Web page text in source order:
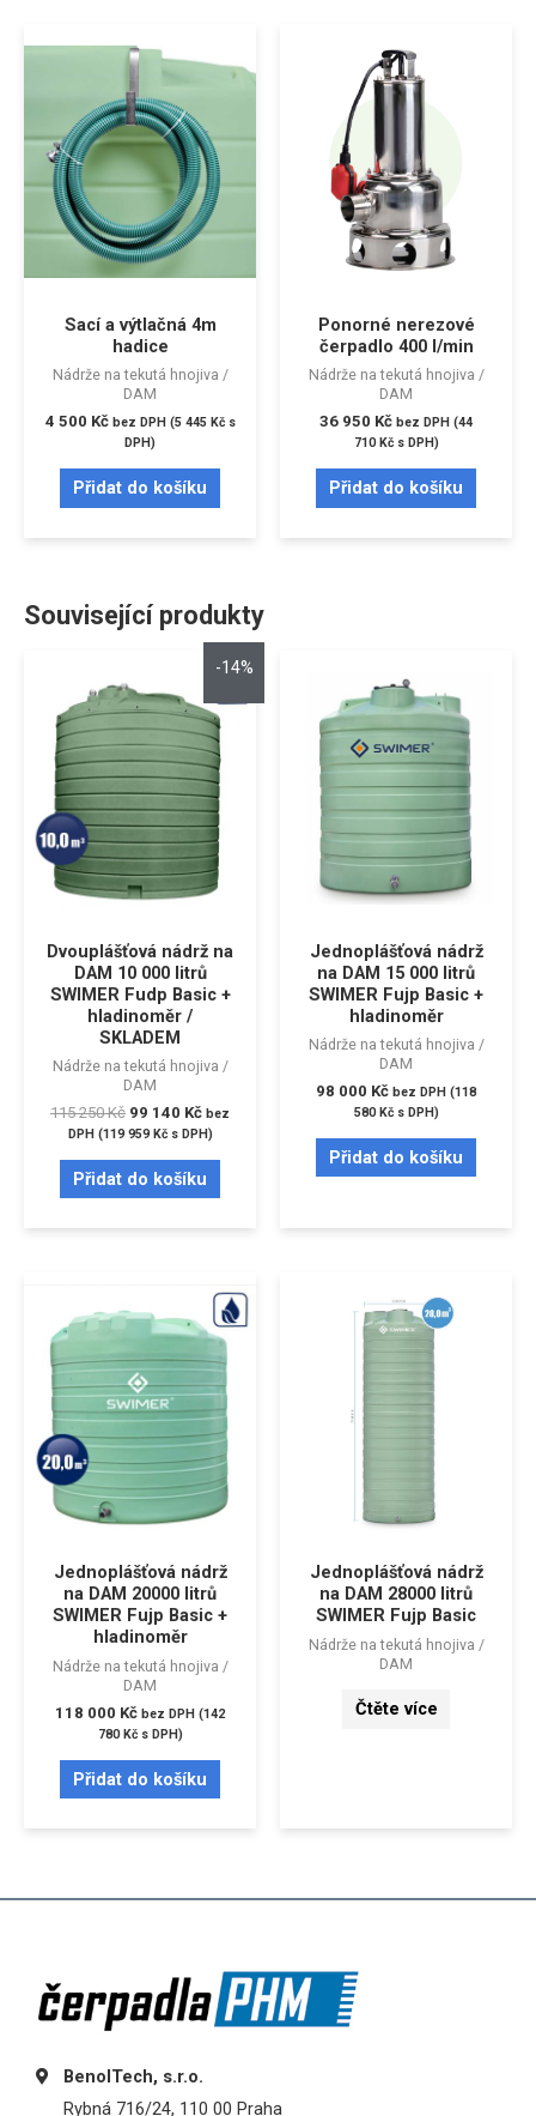
Sací a výtlačná 4m
hadice
Nádrže na tekutá hnojiva /
DAM
4 500 Kč bez DPH (5 445 Kčs
DPH)
Přidat do košíku
Ponorné nerezové
čerpadlo 400 l/min
Nádrže na tekutá hnojiva /
DAM
36 950 Kč bez DPH (44
710 Kčs DPH)
Přidat do košíku
Související produkty
-14%
Dvouplášťová nádrž na
DAM 10 000 litrů
SWIMER Fudp Basic +
hladinoměr /
SKLADEM
Nádrže na tekutá hnojiva /
DAM
115 250Kč 99 140 Kč bez
DPH (119 959Kčs DPH)
Přidat do košíku
Jednoplášťová nádrž
na DAM 15 000 litrů
SWIMER Fujp Basic +
hladinoměr
Nádrže na tekutá hnojiva /
DAM
98 000 Kč bez DPH (118
580Kčs DPH)
Přidat do košíku
Jednoplášťová nádrž
na DAM 20000 litrů
SWIMER Fujp Basic +
hladinoměr
Nádrže na tekutá hnojiva /
DAM
118 000 Kč bez DPH (142
780Kčs DPH)
Přidat do košíku
Jednoplášťová nádrž
na DAM 28000 litrů
SWIMER Fujp Basic
Nádrže na tekutá hnojiva /
DAM
Čtěte více
BenolTech, s.r.o.
Rybná 716/24, 110 00 Praha